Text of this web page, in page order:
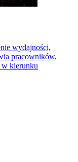
wydajności,
pracowników,
w kierunku